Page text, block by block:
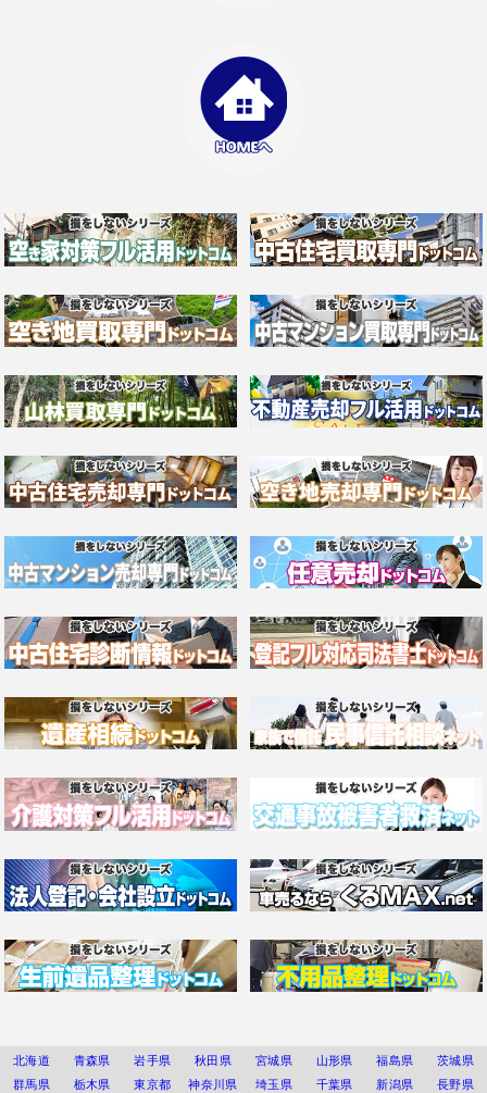
北海道 青森県 岩手県 秋田県 宮城県 山形県 福島県
茨城県
群馬県
栃木県 東京都 神奈川県 埼玉県 千葉県 新潟県 長野県